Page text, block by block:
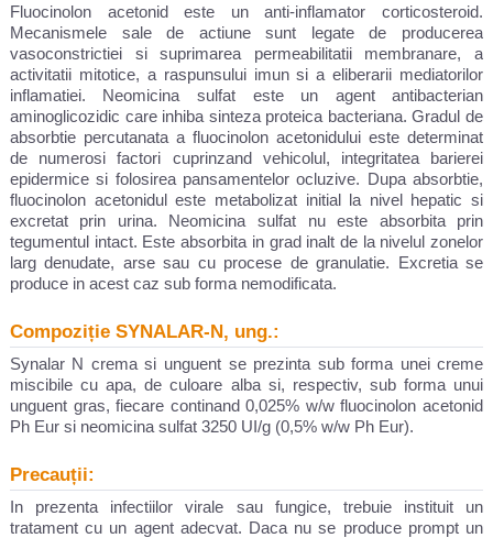
Fluocinolon acetonid este un anti-inflamator corticosteroid.
Mecanismele sale de actiune sunt legate de producerea
vasoconstrictiei si suprimarea permeabilitatii membranare, a
activitatii mitotice, a raspunsului imun si a eliberarii mediatorilor
inflamatiei. Neomicina sulfat este un agent antibacterian
aminoglicozidic care inhiba sinteza proteica bacteriana. Gradul de
absorbtie percutanata a fluocinolon acetonidului este determinat
de numerosi factori cuprinzand vehicolul, integritatea barierei
epidermice si folosirea pansamentelor ocluzive. Dupa absorbtie,
fluocinolon acetonidul este metabolizat initial la nivel hepatic si
excretat prin urina. Neomicina sulfat nu este absorbita prin
tegumentul intact. Este absorbita in grad inalt de la nivelul zonelor
larg denudate, arse sau cu procese de granulatie. Excretia se
produce in acest caz sub forma nemodificata.
Compoziție SYNALAR-N, ung.:
Synalar N crema si unguent se prezinta sub forma unei creme
miscibile cu apa, de culoare alba si, respectiv, sub forma unui
unguent gras, fiecare continand 0,025% w/w fluocinolon acetonid
Ph Eur si neomicina sulfat 3250 UI/g (0,5% w/w Ph Eur).
Precauții:
In prezenta infectiilor virale sau fungice, trebuie instituit un
tratament cu un agent adecvat. Daca nu se produce prompt un